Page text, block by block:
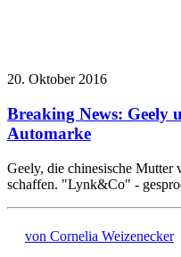
20. Oktober 2016
Breaking News: Geely
Automarke
Geely, die chinesische
schaffen. "Lynk&Co" -
von Cornelia Weizenecker